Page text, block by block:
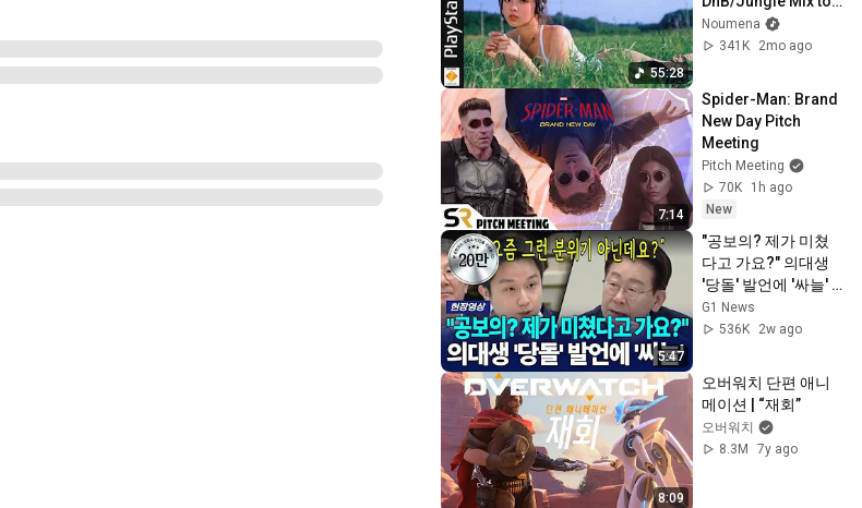
55:28
Relax & Focus
Noumena
341K
2mo ago
7:14
Spider-Man: Brand
New Day Pitch
Meeting
Pitch Meeting
70K
1h ago
New
5:47
"공보의? 제가 미쳤
다고 가요?" 의대생
'당돌' 발언에 '싸늘'
[G1현장영상]
G1 News
536K
2w ago
8:09
오버워치 단편 애니
메이션 | “재회”
오버워치
8.3M
7y ago